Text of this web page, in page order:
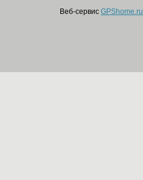
Веб-сервис GPShome.ru